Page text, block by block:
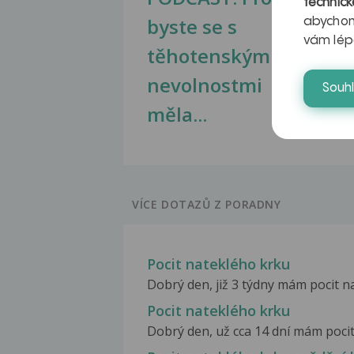
byste se s
těhotenskými
nevolnostmi
měla...
VÍCE DOTAZŮ Z PORADNY
Pocit nateklého krku
Dobrý den, již 3 týdny mám pocit
Pocit nateklého krku
Dobrý den, už cca 14 dní mám
vám